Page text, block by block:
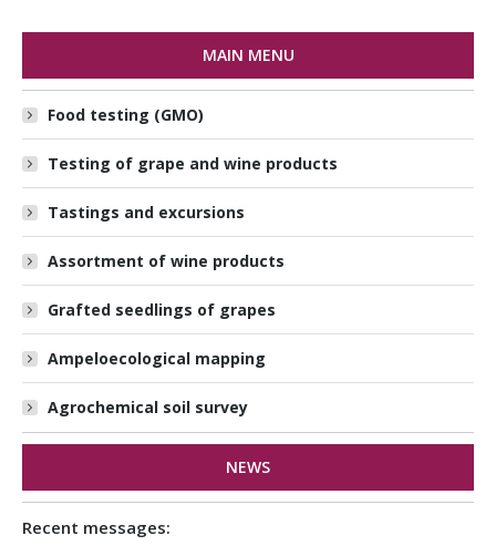
MAIN MENU
Food testing (GMO)
Testing of grape and wine products
Tastings and excursions
Assortment of wine products
Grafted seedlings of grapes
Ampeloecological mapping
Agrochemical soil survey
NEWS
Recent messages: